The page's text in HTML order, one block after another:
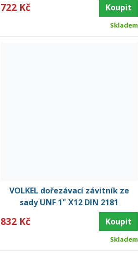
722 Kč Koupit
Skladem
VOLKEL dořezávací závitník ze
sady UNF 1" X12 DIN 2181
832 Kč Koupit
Skladem